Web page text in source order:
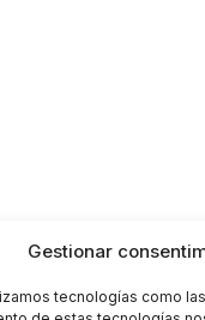
Gestionar
tecnologías como